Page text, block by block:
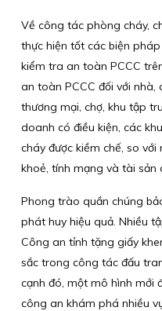
Về công tác phòng cháy,
thực hiện tốt các biện
kiểm tra an toàn PCCC
an toàn PCCC đối với
thương mại, chợ, khu tập
doanh có điều kiện, các
cháy được kiềm chế, so
khoẻ, tính mạng và tài sản
Phong trào quần chúng
phát huy hiệu quả. Nhiều
Công an tỉnh tặng giấy
sắc trong công tác đấu
cạnh đó, một mô hình mới
công an khám phá nhiều